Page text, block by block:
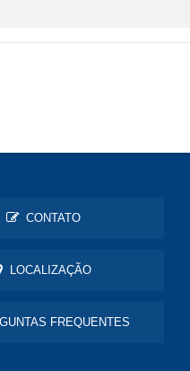
CONTATO
LOCALIZAÇÃO
FREQUENTES